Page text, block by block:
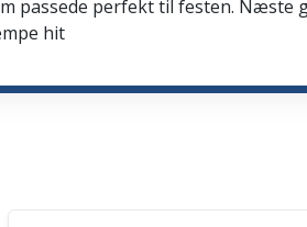
passede perfekt til festen. Næste
hit